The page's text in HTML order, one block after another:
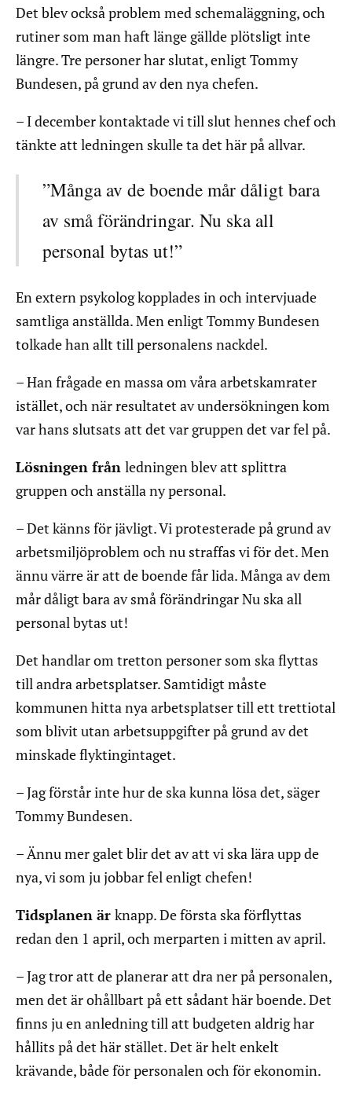
Det blev också problem med schemaläggning, och
rutiner som man haft länge gällde plötsligt inte
längre. Tre personer har slutat, enligt Tommy
Bundesen, på grund av den nya chefen.
– I december kontaktade vi till slut hennes chef och
tänkte att ledningen skulle ta det här på allvar.
”Många av de boende mår dåligt bara
av små förändringar. Nu ska all
personal bytas ut!”
En extern psykolog kopplades in och intervjuade
samtliga anställda. Men enligt Tommy Bundesen
tolkade han allt till personalens nackdel.
– Han frågade en massa om våra arbetskamrater
istället, och när resultatet av undersökningen kom
var hans slutsats att det var gruppen det var fel på.
Lösningen från ledningen blev att splittra
gruppen och anställa ny personal.
– Det känns för jävligt. Vi protesterade på grund av
arbetsmiljöproblem och nu straffas vi för det. Men
ännu värre är att de boende får lida. Många av dem
mår dåligt bara av små förändringar Nu ska all
personal bytas ut!
Det handlar om tretton personer som ska flyttas
till andra arbetsplatser. Samtidigt måste
kommunen hitta nya arbetsplatser till ett trettiotal
som blivit utan arbetsuppgifter på grund av det
minskade flyktingintaget.
– Jag förstår inte hur de ska kunna lösa det, säger
Tommy Bundesen.
– Ännu mer galet blir det av att vi ska lära upp de
nya, vi som ju jobbar fel enligt chefen!
Tidsplanen är knapp. De första ska förflyttas
redan den 1 april, och merparten i mitten av april.
– Jag tror att de planerar att dra ner på personalen,
men det är ohållbart på ett sådant här boende. Det
finns ju en anledning till att budgeten aldrig har
hållits på det här stället. Det är helt enkelt
krävande, både för personalen och för ekonomin.